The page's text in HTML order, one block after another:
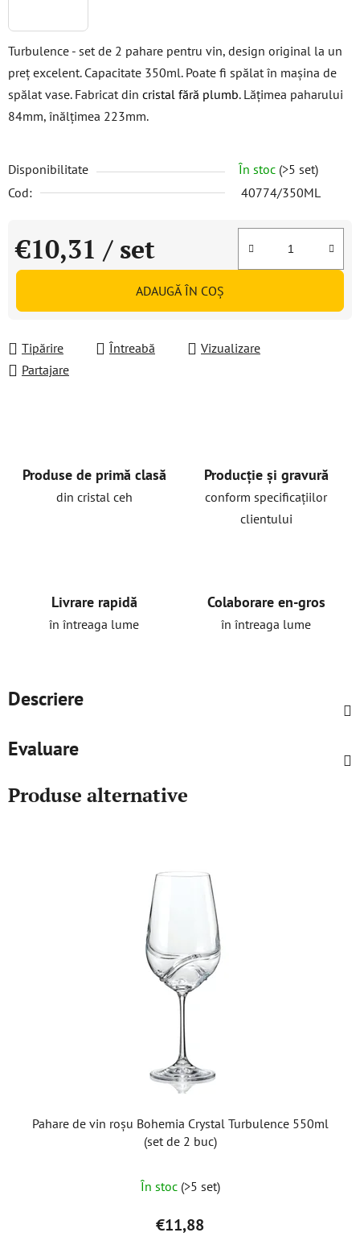
Turbulence - set de 2 pahare pentru vin, design original la un
preț excelent. Capacitate 350ml. Poate fi spălat în mașina de
spălat vase. Fabricat din cristal fără plumb. Lățimea paharului
84mm, înălțimea 223mm.
Disponibilitate În stoc (>5 set)
Cod:
40774/350ML
€10,31 / set
Evaluare preţ:
ADAUGĂ ÎN COŞ
Tipărire Întreabă
Vizualizare
Partajare
Produse de primă clasă
din cristal ceh
Producție și gravură
conform specificațiilor
clientului
Livrare rapidă
în întreaga lume
Colaborare en-gros
în întreaga lume
Descriere
Evaluare
Produse alternative
Pahare de vin roșu Bohemia Crystal Turbulence 550ml
(set de 2 buc)
În stoc (>5 set)
€11,88